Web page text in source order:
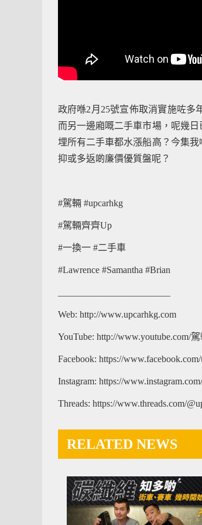
政府喺2月25號宣佈取消實施咗多
而另一邊廂嘅二手車市場，呢幾
埋所有二手車都水漲船高？今集
抑或多返啲廉價優質盤呢？
#駕輛 #upcarhkg
#駕輛齊齊Up
#一換一 #二手車
#Lawrence #Samantha #Brian
Web: http://www.upcarhkg.com
YouTube: http://www.youtube.com/
Facebook: https://
Instagram: https://
Threads: https://www.threads.com/
RELATED NEWS